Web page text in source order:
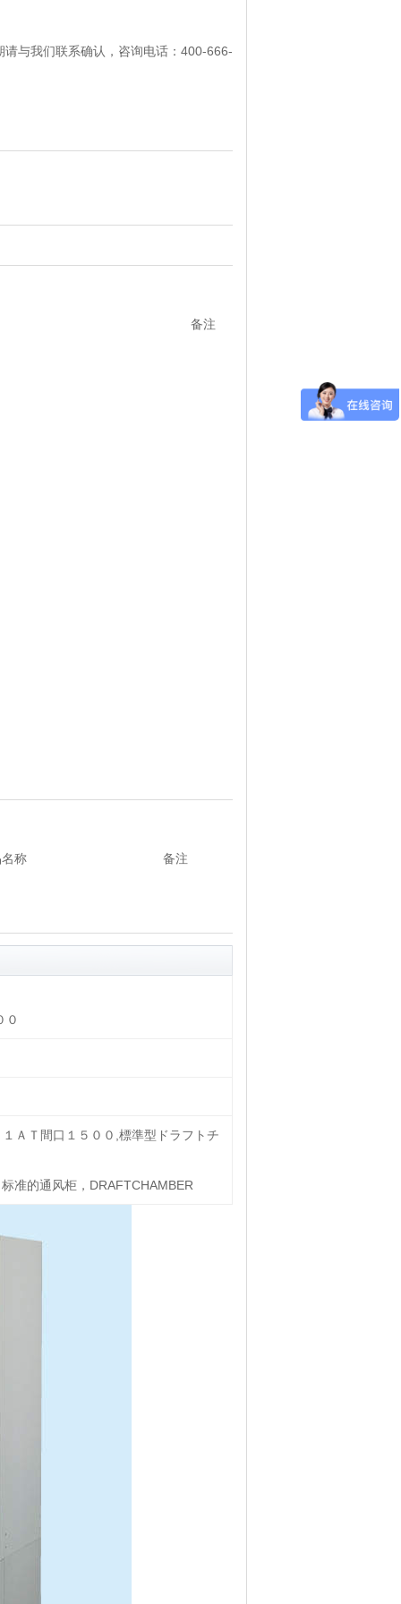
与我们联系确认，咨询电话：400-666-
备注
称
备注
０
ＡＴ間口１５００,標準型ドラフトチ
准的通风柜，DRAFTCHAMBER